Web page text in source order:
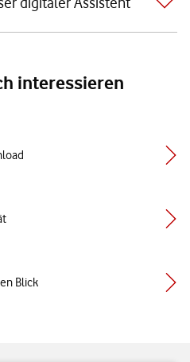
interessieren
Blick